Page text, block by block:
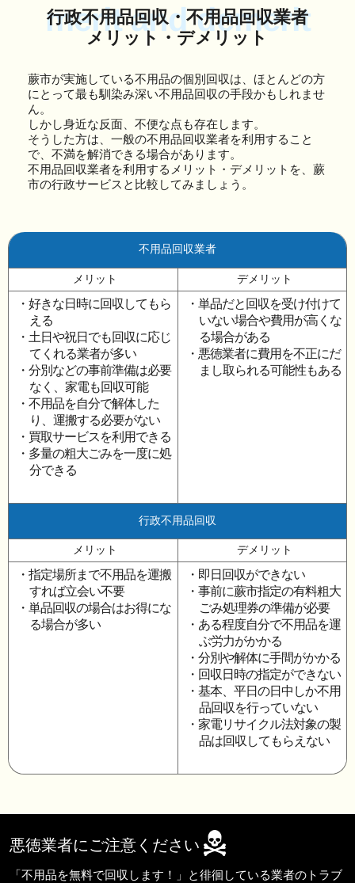
merit and demerit
行政不用品回収・不用品回収業者
メリット・デメリット
蕨市が実施している不用品の個別回収は、ほとんどの方
にとって最も馴染み深い不用品回収の手段かもしれませ
ん。
しかし身近な反面、不便な点も存在します。
そうした方は、一般の不用品回収業者を利用すること
で、不満を解消できる場合があります。
不用品回収業者を利用するメリット・デメリットを、蕨
市の行政サービスと比較してみましょう。
不用品回収業者
メリット デメリット
・好きな日時に回収してもら
える
・土日や祝日でも回収に応じ
てくれる業者が多い
・分別などの事前準備は必要
なく、家電も回収可能
・不用品を自分で解体した
り、運搬する必要がない
・買取サービスを利用できる
・多量の粗大ごみを一度に処
分できる
・単品だと回収を受け付けて
いない場合や費用が高くな
る場合がある
・悪徳業者に費用を不正にだ
まし取られる可能性もある
行政不用品回収
メリット デメリット
・指定場所まで不用品を運搬
すれば立会い不要
・単品回収の場合はお得にな
る場合が多い
・即日回収ができない
・事前に蕨市指定の有料粗大
ごみ処理券の準備が必要
・ある程度自分で不用品を運
ぶ労力がかかる
・分別や解体に手間がかかる
・回収日時の指定ができない
・基本、平日の日中しか不用
品回収を行っていない
・家電リサイクル法対象の製
品は回収してもらえない
悪徳業者にご注意ください
「不用品を無料で回収します！」と徘徊している業者のトラブ